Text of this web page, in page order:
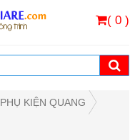
( 0 )
PHỤ KIỆN QUANG